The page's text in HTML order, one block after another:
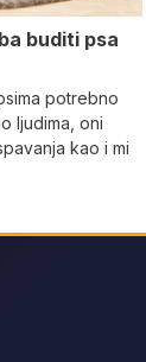
buditi psa
potrebno
ljudima, oni
kao i mi